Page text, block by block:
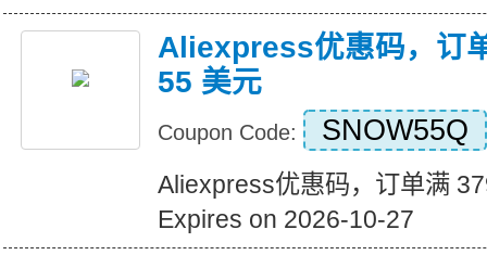
Aliexpress优惠码，订
55 美元
Coupon Code: SNOW55Q
Aliexpress优惠码，订单满
Expires on 2026-10-27